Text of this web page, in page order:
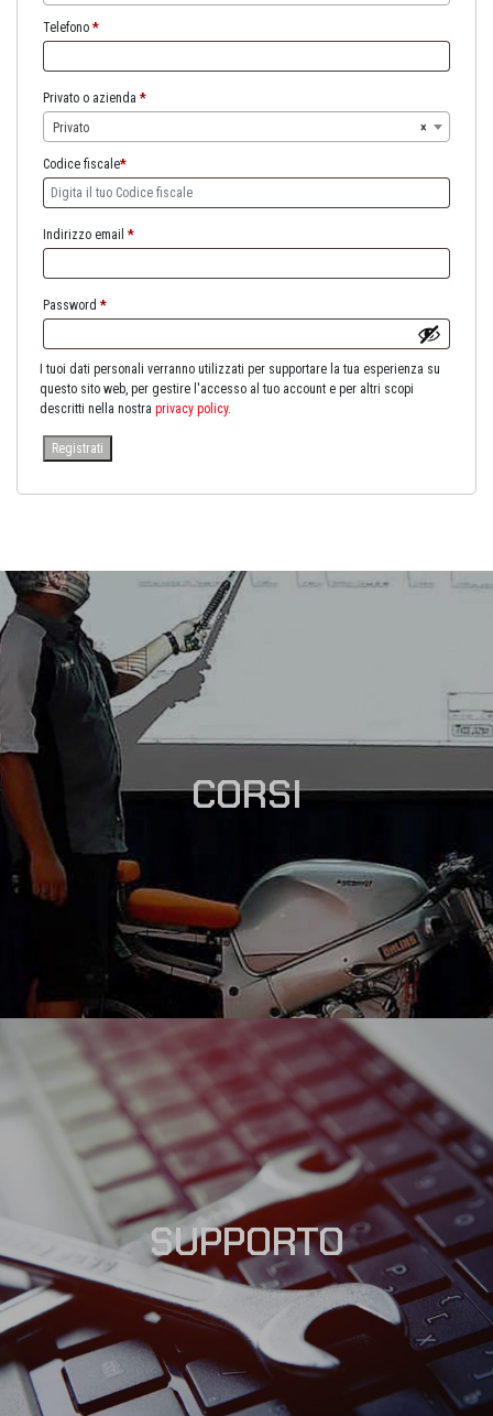
Telefono *
Privato o azienda *
×
Privato
Codice fiscale*
Indirizzo email *
Password *
I tuoi dati personali verranno utilizzati per supportare la tua esperienza su
questo sito web, per gestire l'accesso al tuo account e per altri scopi
descritti nella nostra privacy policy.
Registrati
CORSI
SUPPORTO